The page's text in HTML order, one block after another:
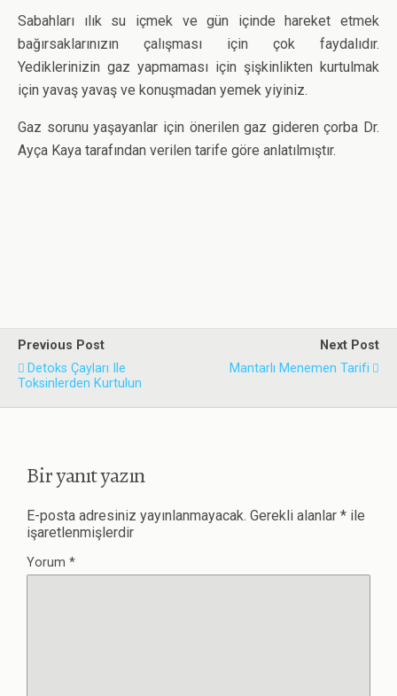
Sabahları ılık su içmek ve gün içinde hareket etmek
bağırsaklarınızın çalışması için çok faydalıdır.
Yediklerinizin gaz yapmaması için şişkinlikten kurtulmak
için yavaş yavaş ve konuşmadan yemek yiyiniz.
Gaz sorunu yaşayanlar için önerilen gaz gideren çorba Dr.
Ayça Kaya tarafından verilen tarife göre anlatılmıştır.
Previous Post
Detoks Çayları Ile
Toksinlerden Kurtulun
Next Post
Mantarlı Menemen Tarifi
Bir yanıt yazın
E-posta adresiniz yayınlanmayacak. Gerekli alanlar * ile
işaretlenmişlerdir
Yorum *